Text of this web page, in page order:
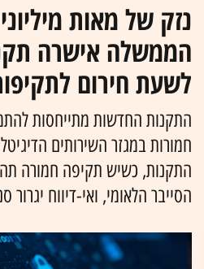
נזק של מאות
הממשלה אישרה
לשעת חירום
התקנות החדשות מתייחסות
חמורות במגזר השירותים
התקנות, כשיש תקיפה חמורה
הסייבר הלאומי, ואי-דיווח יגרור